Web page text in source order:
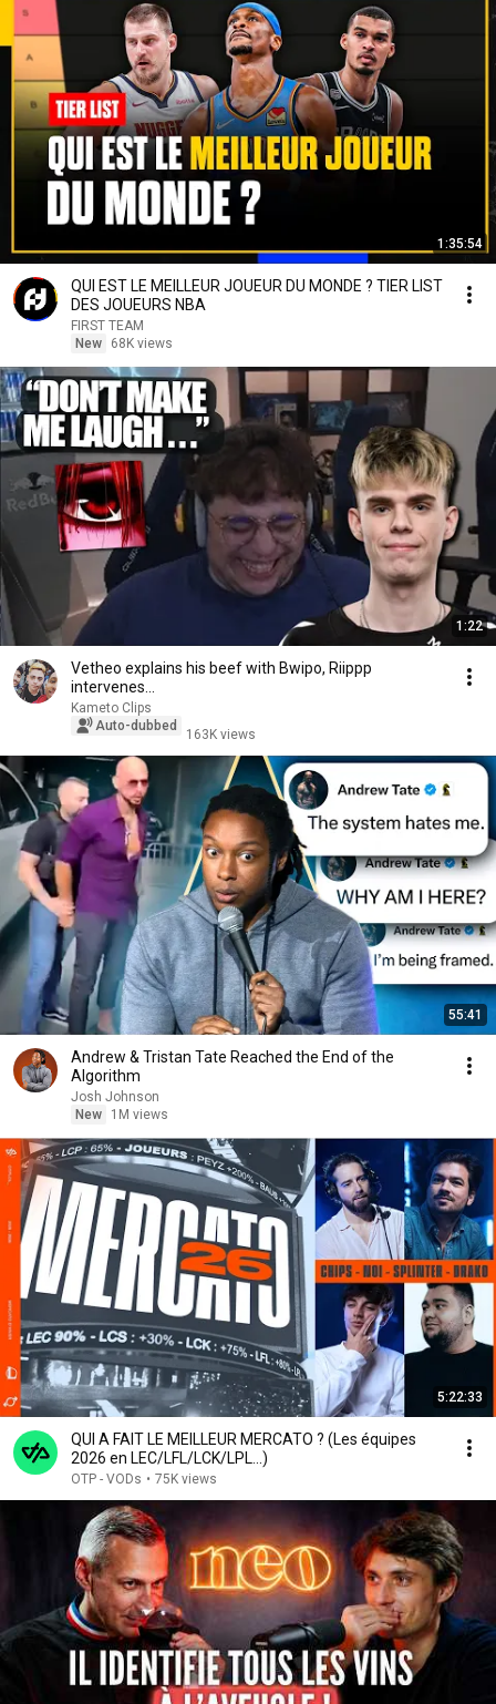
1:35:54
QUI EST LE MEILLEUR JOUEUR DU MONDE ? TIER LIST
DES JOUEURS NBA
FIRST TEAM
New
68K views
1:22
Vetheo explains his beef with Bwipo, Riippp
intervenes...
Kameto Clips
Auto-dubbed
163K views
55:41
Andrew & Tristan Tate Reached the End of the
Algorithm
Josh Johnson
New
1M views
5:22:33
QUI A FAIT LE MEILLEUR MERCATO ? (Les équipes
2026 en LEC/LFL/LCK/LPL...)
OTP - VODs • 75K views